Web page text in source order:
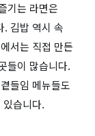
기는 라면은
. 김밥 역시 속
서는 직접 만든
들이 많습니다.
들임 메뉴들도
습니다.